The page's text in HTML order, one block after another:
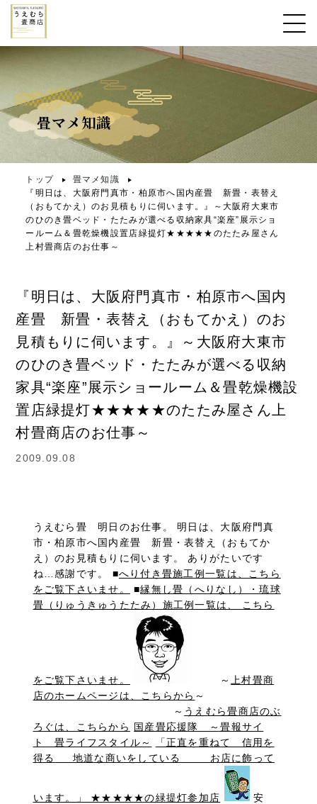
畳マメ知識
トップ
畳マメ知識
『明日は、大阪府門真市・柏原市へ国内産畳 新畳・表替え
（おもてかえ）のお見積もりに伺います。』～大阪府大東市
のひのき畳ベッド・たたみが選べる収納家具“楽座”展示ショ
ールーム＆畳乾燥機設置店緑提灯★★★★★のたたみ屋さん
上村畳商店のお仕事～
『明日は、大阪府門真市・柏原市へ国内
産畳 新畳・表替え（おもてかえ）のお
見積もりに伺います。』～大阪府大東市
のひのき畳ベッド・たたみが選べる収納
家具“楽座”展示ショールーム＆畳乾燥機設
置店緑提灯★★★★★のたたみ屋さん上
村畳商店のお仕事～
2009.09.08
うえむら畳 明日のお仕事。 明日は、大阪府門真
市・柏原市へ国内産畳 新畳・表替え（おもてか
え）のお見積もりに伺います。 ありがたいです
ね…感謝です。 ■へり付き畳施工例一覧は、こちら
をご覧下さいませ。
■縁無し畳（へりなし）・琉球
畳（りゅうきゅうたたみ）施工例一覧は、 こちら
をご覧下さいませ。 ～
上村畳商
店のホームページは、こちらから ～
～ うえむら畳商店のぶ
ろぐは、こちらから 国産畳応援隊 ～畳報サイ
ト 畳ライフスタイル～
「正直を重ねて 信用を
得る 地道な商いをしている お店に飾って
います。」 ★★★★★の緑提灯参加店
安